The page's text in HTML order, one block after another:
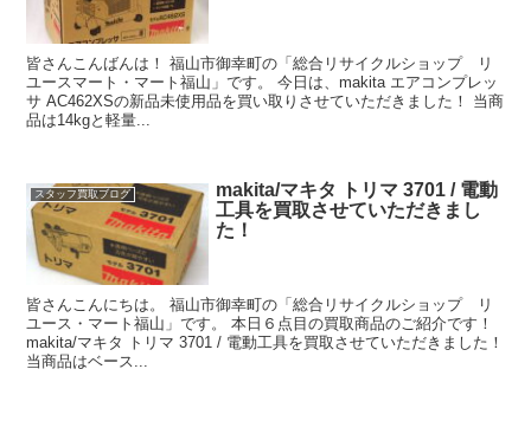
皆さんこんばんは！ 福山市御幸町の「総合リサイクルショップ リ
ユースマート・マート福山」です。 今日は、makita エアコンプレッ
サ AC462XSの新品未使用品を買い取りさせていただきました！ 当商
品は14kgと軽量...
スタッフ買取ブログ
makita/マキタ トリマ 3701 / 電動
工具を買取させていただきまし
た！
皆さんこんにちは。 福山市御幸町の「総合リサイクルショップ リ
ユース・マート福山」です。 本日６点目の買取商品のご紹介です！
makita/マキタ トリマ 3701 / 電動工具を買取させていただきました！
当商品はベース...